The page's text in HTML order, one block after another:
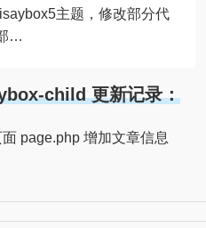
主题，修改部分代
…
child 更新记录：
page.php 增加文章信息